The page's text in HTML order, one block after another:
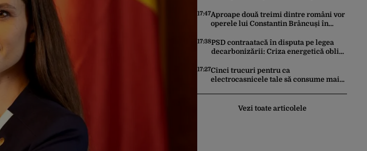
17:47Aproape două treimi dintre români vor
operele lui Constantin Brâncuși în
17:38PSD contraatacă în disputa pe legea
decarbonizării: Criza energetică obligă
cărbune. Bolojan, acuzat de duplicitate
17:27Cinci trucuri pentru ca
electrocasnicele tale să consume mai
Vezi toate articolele